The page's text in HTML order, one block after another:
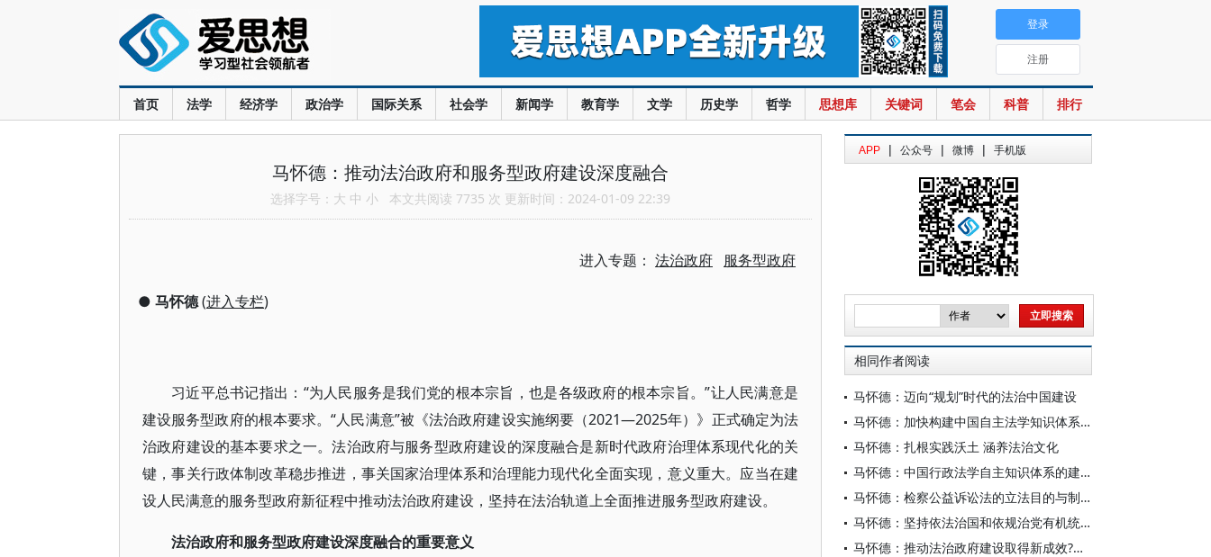
首页 法学 经济学 政治学 国际关系 社会学 新闻学 教育学 文学 历史学 哲学 思想库 关键词 笔会 科普 排行
登录
注册
马怀德：推动法治政府和服务型政府建设深度融合
选择字号： 大 中 小 本文共阅读 7735 次 更新时间：2024-01-09 22:39
进入专题： 法治政府 服务型政府
● 马怀德(进入专栏)
习近平总书记指出：“为人民服务是我们党的根本宗旨，也是各级政府的根本宗旨。”让人民满意是
建设服务型政府的根本要求。“人民满意”被《法治政府建设实施纲要（2021—2025年）》正式确定为法
治政府建设的基本要求之一。法治政府与服务型政府建设的深度融合是新时代政府治理体系现代化的关
键，事关行政体制改革稳步推进，事关国家治理体系和治理能力现代化全面实现，意义重大。应当在建
设人民满意的服务型政府新征程中推动法治政府建设，坚持在法治轨道上全面推进服务型政府建设。
法治政府和服务型政府建设深度融合的重要意义
APP | 公众号 | 微博 | 手机版
相同作者阅读
马怀德：迈向“规划”时代的法治中国建设
马怀德：加快构建中国自主法学知识体系的着力点
马怀德：扎根实践沃土 涵养法治文化
马怀德：中国行政法学自主知识体系的建构
马怀德：检察公益诉讼法的立法目的与制度创新
马怀德：坚持依法治国和依规治党有机统一
马怀德：推动法治政府建设取得新成效?护航“十五五”高质量发展新征程